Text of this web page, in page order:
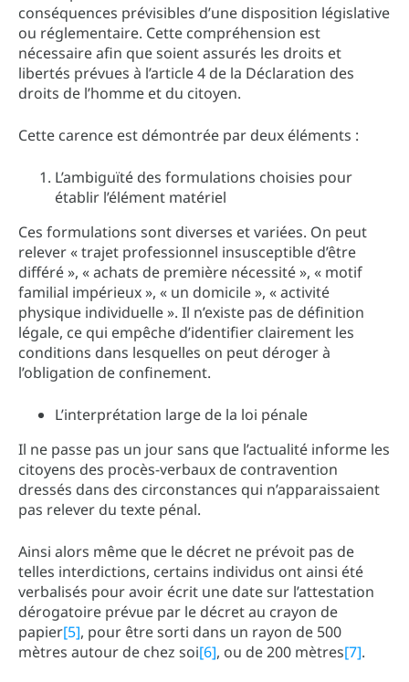
conséquences prévisibles d’une disposition législative
ou réglementaire. Cette compréhension est
nécessaire afin que soient assurés les droits et
libertés prévues à l’article 4 de la Déclaration des
droits de l’homme et du citoyen.
Cette carence est démontrée par deux éléments :
L’ambiguïté des formulations choisies pour
établir l’élément matériel
Ces formulations sont diverses et variées. On peut
relever « trajet professionnel insusceptible d’être
différé », « achats de première nécessité », « motif
familial impérieux », « un domicile », « activité
physique individuelle ». Il n’existe pas de définition
légale, ce qui empêche d’identifier clairement les
conditions dans lesquelles on peut déroger à
l’obligation de confinement.
L’interprétation large de la loi pénale
Il ne passe pas un jour sans que l’actualité informe les
citoyens des procès-verbaux de contravention
dressés dans des circonstances qui n’apparaissaient
pas relever du texte pénal.
Ainsi alors même que le décret ne prévoit pas de
telles interdictions, certains individus ont ainsi été
verbalisés pour avoir écrit une date sur l’attestation
dérogatoire prévue par le décret au crayon de
papier[5], pour être sorti dans un rayon de 500
mètres autour de chez soi[6], ou de 200 mètres[7].